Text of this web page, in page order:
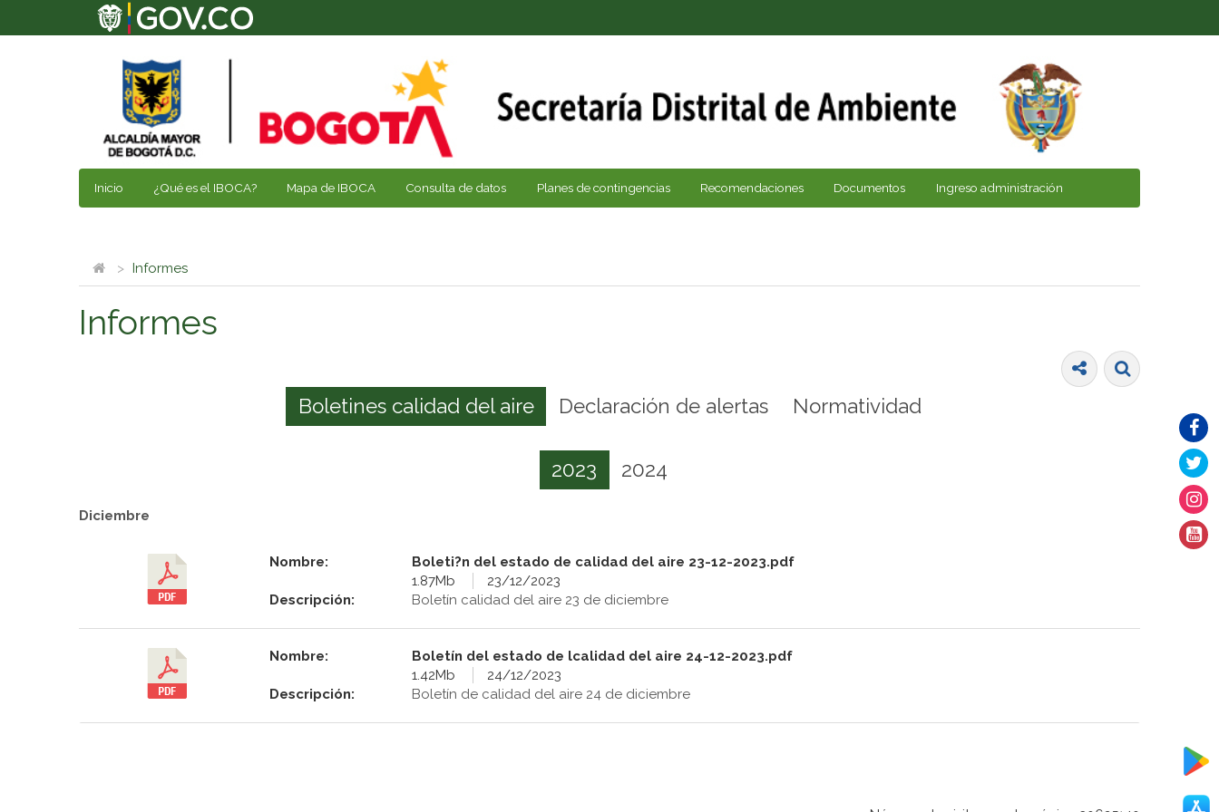
Inicio ¿Qué es el IBOCA? Mapa de IBOCA Consulta de datos Planes de contingencias Recomendaciones Documentos Ingreso administración
Informes
Informes
Boletines calidad del aire Declaración de alertas Normatividad
2023 2024
Diciembre
Nombre:
Boleti?n del estado de calidad del aire 23-12-2023.pdf
1.87Mb
23/12/2023
Descripción:
Boletín calidad del aire 23 de diciembre
Nombre:
Boletín del estado de lcalidad del aire 24-12-2023.pdf
1.42Mb
24/12/2023
Descripción:
Boletín de calidad del aire 24 de diciembre